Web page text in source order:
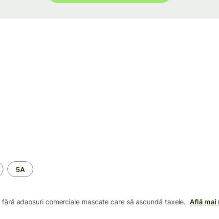
5A
adaosuri comerciale mascate care să ascundă taxele. Află mai